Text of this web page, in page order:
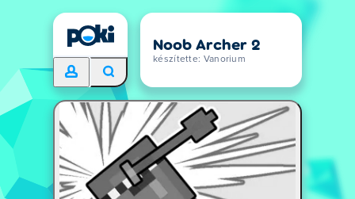
Noob Archer 2
készítette: Vanorium